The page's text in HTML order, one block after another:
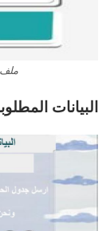
ملف
البيانات